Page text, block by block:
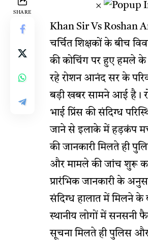
SHARE
×
Khan Sir Vs Roshan
चर्चित शिक्षकों के बीच
की कोचिंग पर हुए हमले के
रहे रोशन आनंद सर के
बड़ी खबर सामने आई है।
भाई प्रिंस की संदिग्ध
जाने से इलाके में हड़कंप
की जानकारी मिलते ही
और मामले की जांच शुरू
प्रारंभिक जानकारी के
संदिग्ध हालात में मिलने के
स्थानीय लोगों में सनसनी
सूचना मिलते ही पुलिस